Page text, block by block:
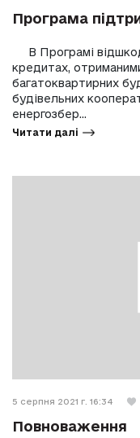
Програма
В Програмі
кредитах,
багатоквартирних
будівельних
енергозбер...
Читати далі
5 серпня 2021 г. 16:34
Повноваження